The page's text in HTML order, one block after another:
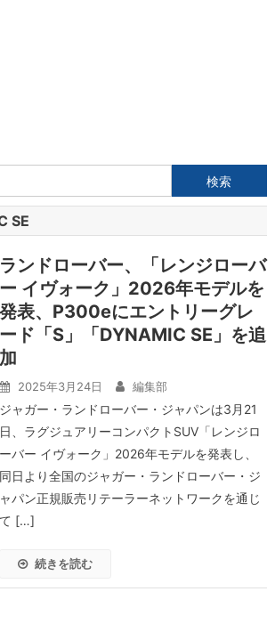
索:
SE
ランドローバー、「レンジローバ
ー イヴォーク」2026年モデルを
発表、P300eにエントリーグレ
ード「S」「DYNAMIC SE」を追
加
2025年3月24日 編集部
ジャガー・ランドローバー・ジャパンは3月21
日、ラグジュアリーコンパクトSUV「レンジロ
ーバー イヴォーク」2026年モデルを発表し、
同日より全国のジャガー・ランドローバー・ジ
ャパン正規販売リテーラーネットワークを通じ
て […]
続きを読む